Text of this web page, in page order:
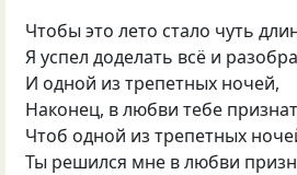
Чтобы это лето стало чуть
Я успел доделать всё и
И одной из трепетных ночей,
Наконец, в любви тебе
Чтоб одной из трепетных
Ты решился мне в любви